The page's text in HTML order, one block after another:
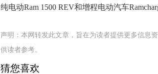
纯电动Ram 1500 REV和增程电动汽车
声明：本网转发此文章，旨在为读者提供更多信息
供读者参考。
猜您喜欢